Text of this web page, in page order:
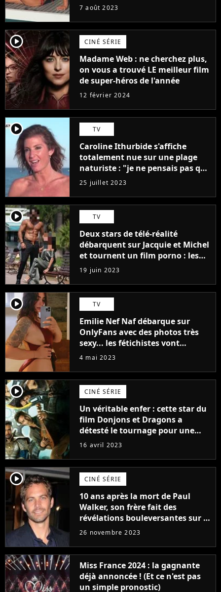
7 août 2023
player2 CINÉ SÉRIE
Madame Web : ne cherchez plus,
on vous a trouvé LE meilleur film
de super-héros de l'année
12 février 2024
player2 TV
Caroline Ithurbide s'affiche
totalement nue sur une plage
naturiste : "je ne pensais pas que
j'arriverais à le faire..."
25 juillet 2023
player2 TV
Deux stars de télé-réalité
débarquent sur Jacquie et Michel
et tournent un film porno : les
premières images du tournage
(exclu)
19 juin 2023
player2 TV
Emilie Nef Naf débarque sur
OnlyFans avec des photos très
sexy... les fétichistes vont
prendre leur pied !
4 mai 2023
player2 CINÉ SÉRIE
Un véritable enfer : cette star du
film Donjons et Dragons a
détesté le tournage pour une
raison très spéciale
16 avril 2023
player2 CINÉ SÉRIE
10 ans après la mort de Paul
Walker, son frère fait des
révélations bouleversantes sur la
réaction des acteurs de Fast and
26 novembre 2023
Miss France 2024 : la gagnante
déjà annoncée ! (Et ce n'est pas
un simple pronostic)